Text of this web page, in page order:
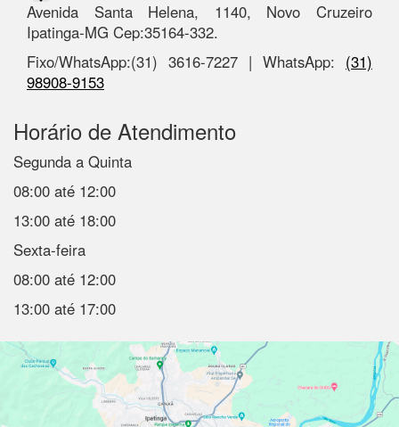
Avenida Santa Helena, 1140, Novo Cruzeiro
Ipatinga-MG Cep:35164-332.
Fixo/WhatsApp:(31) 3616-7227 | WhatsApp: (31)
98908-9153
Horário de Atendimento
Segunda a Quinta
08:00 até 12:00
13:00 até 18:00
Sexta-feira
08:00 até 12:00
13:00 até 17:00